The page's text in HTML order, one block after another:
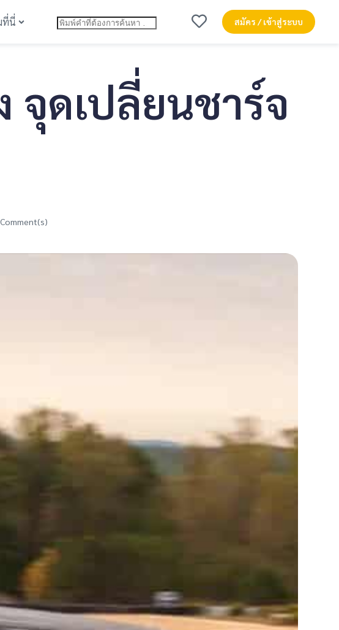
ที่นี่ สมัคร / เข้าสู่ระบบ
จุดเปลี่ยนชาร์จ
Comment(s)